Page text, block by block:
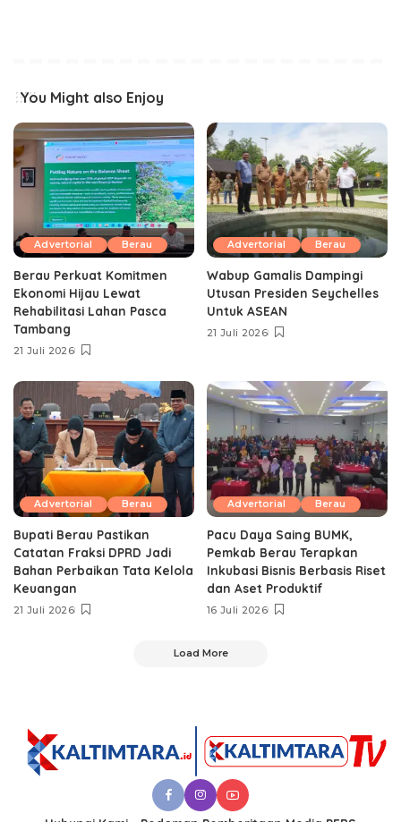
You Might also Enjoy
Advertorial Berau
Berau Perkuat Komitmen
Ekonomi Hijau Lewat
Rehabilitasi Lahan Pasca
Tambang
21 Juli 2026
Advertorial Berau
Wabup Gamalis Dampingi
Utusan Presiden Seychelles
Untuk ASEAN
21 Juli 2026
Advertorial Berau
Bupati Berau Pastikan
Catatan Fraksi DPRD Jadi
Bahan Perbaikan Tata Kelola
Keuangan
21 Juli 2026
Advertorial Berau
Pacu Daya Saing BUMK,
Pemkab Berau Terapkan
Inkubasi Bisnis Berbasis Riset
dan Aset Produktif ‎
16 Juli 2026
Load More